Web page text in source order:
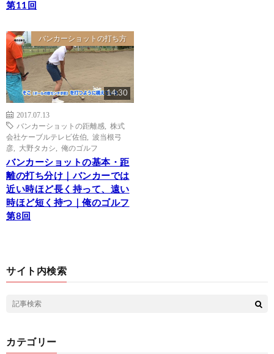
第11回
バンカーショットの打ち方
14:30
2017.07.13
バンカーショットの距離感
株式
会社ケーブルテレビ佐伯
波当根弓
彦
大野タカシ 俺のゴルフ
バンカーショットの基本・距
離の打ち分け｜バンカーでは
近い時ほど長く持って、遠い
時ほど短く持つ｜俺のゴルフ
第8回
サイト内検索
カテゴリー